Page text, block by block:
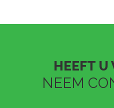
HEEFT U
NEEM